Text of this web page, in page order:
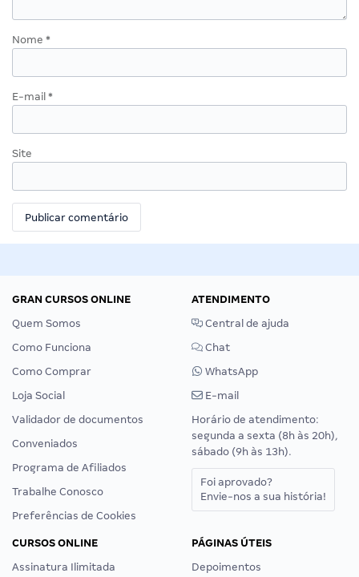
Nome *
E-mail *
Site
GRAN CURSOS ONLINE
Quem Somos
Como Funciona
Como Comprar
Loja Social
Validador de documentos
Conveniados
Programa de Afiliados
Trabalhe Conosco
Preferências de Cookies
ATENDIMENTO
Central de ajuda
Chat
WhatsApp
E-mail
Horário de atendimento:
segunda a sexta (8h às 20h),
sábado (9h às 13h).
Foi aprovado?
Envie-nos a sua história!
CURSOS ONLINE
Assinatura Ilimitada
PÁGINAS ÚTEIS
Depoimentos